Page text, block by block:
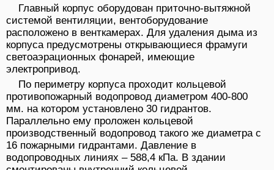
Главный корпус оборудован приточно-вытяжной
системой вентиляции, вентоборудование
расположено в венткамерах. Для удаления дыма из
корпуса предусмотрены открывающиеся фрамуги
светоаэрационных фонарей, имеющие
электропривод.
По периметру корпуса проходит кольцевой
противопожарный водопровод диаметром 400-800
мм. на котором установлено 30 гидрантов.
Параллельно ему проложен кольцевой
производственный водопровод такого же диаметра с
16 пожарными гидрантами. Давление в
водопроводных линиях – 588,4 кПа. В здании